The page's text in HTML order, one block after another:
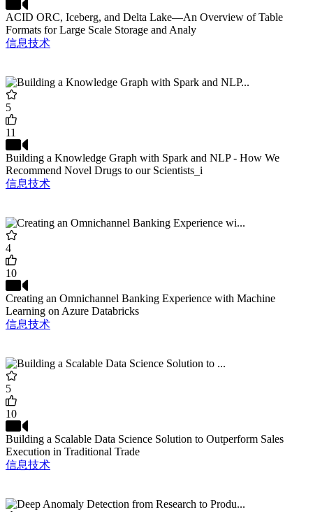
ACID ORC, Iceberg, and Delta Lake—An Overview of Table
Formats for Large Scale Storage and Analy
信息技术
5
11
Building a Knowledge Graph with Spark and NLP - How We
Recommend Novel Drugs to our Scientists_i
信息技术
4
10
Creating an Omnichannel Banking Experience with Machine
Learning on Azure Databricks
信息技术
5
10
Building a Scalable Data Science Solution to Outperform Sales
Execution in Traditional Trade
信息技术